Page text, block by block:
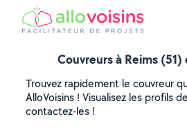
Couvreurs à Reims
Trouvez rapidement le couvreur
AlloVoisins ! Visualisez les profils
contactez-les !